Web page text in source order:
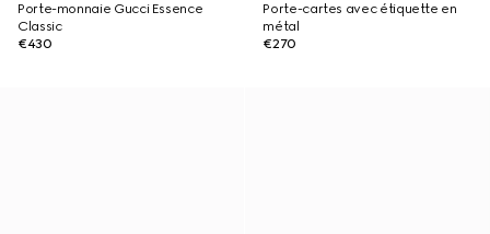
Porte-monnaie Gucci Essence
Classic
€430
Porte-cartes avec étiquette en
métal
€270